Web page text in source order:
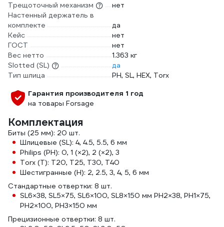
Трещоточный механизм
нет
Настенный держатель в
комплекте
да
Кейс
нет
ГОСТ
нет
Вес нетто
1.363 кг
Slotted (SL)
да
Тип шлица
PH, SL, НЕХ, Torx
Гарантия производителя 1 год
на товары Forsage
Комплектация
Биты (25 мм): 20 шт.
Шлицевые (SL): 4, 4.5, 5.5, 6 мм
Philips (PH): 0, 1 (×2), 2 (×2), 3
Torx (T): T20, T25, T30, T40
Шестигранные (H): 2, 2.5, 3, 4, 5, 6 мм
Стандартные отвертки: 8 шт.
SL6×38, SL5×75, SL6×100, SL8×150 мм PH2×38, PH1×75,
PH2×100, PH3×150 мм
Прецизионные отвертки: 8 шт.